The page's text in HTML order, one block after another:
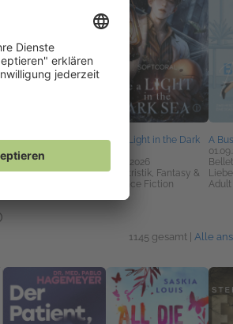
Tatort Hafen - Der Tote
von Lagerhaus F
01.09.2026
Belletristik, Krimis,
Be a Light in the Dark
01.09.2026
Belletristik, Fantasy &
Science Fiction
A
Adult
1145 gesamt | Alle